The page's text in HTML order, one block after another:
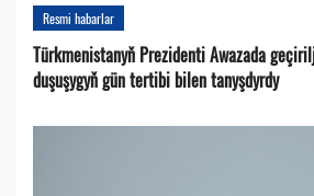
Resmi habarlar
Türkmenistanyň Prezidenti Awazada
duşuşygyň gün tertibi bilen tanyşdyrdy